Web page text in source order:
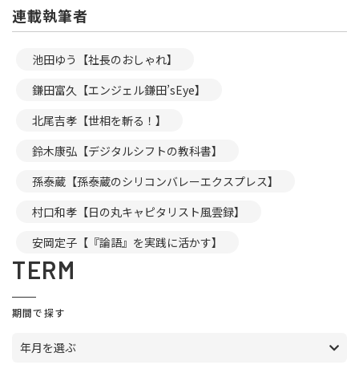
連載執筆者
池田ゆう【社長のおしゃれ】
鎌田富久【エンジェル鎌田’sEye】
北尾吉孝【世相を斬る！】
鈴木康弘【デジタルシフトの教科書】
孫泰蔵【孫泰蔵のシリコンバレーエクスプレス】
村口和孝【日の丸キャピタリスト風雲録】
安岡定子【『論語』を実践に活かす】
TERM
期間で探す
年月を選ぶ